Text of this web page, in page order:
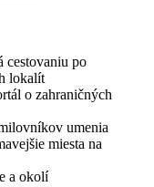
cestovaniu po
lokalít
o zahraničných
umenia
miesta na
a okolí